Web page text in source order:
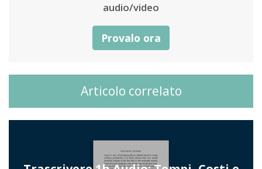
audio/video
Provalo ora
Articolo correlato